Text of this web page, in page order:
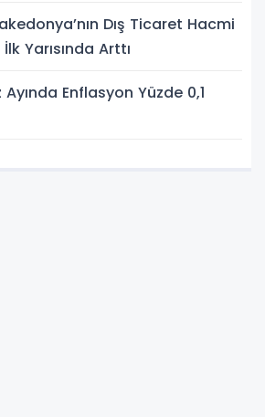
Dış Ticaret Hacmi
İlk Yarısında Arttı
Enflasyon Yüzde 0,1